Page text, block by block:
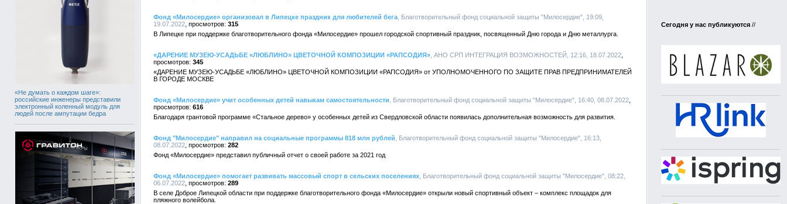
«Не думать о каждом шаге»:
российские инженеры представили
электронный коленный модуль для
людей после ампутации бедра
Фонд «Милосердие» организовал в Липецке праздник для любителей бега , Благотворительный фонд социальной защиты "Милосердие", 19:09,
19.07.2022
315
В Липецке при поддержке благотворительного фонда «Милосердие» прошел городской спортивный праздник, посвященный Дню города и Дню металлурга.
«ДАРЕНИЕ МУЗЕЮ-УСАДЬБЕ «ЛЮБЛИНО» ЦВЕТОЧНОЙ КОМПОЗИЦИИ «РАПСОДИЯ» , АНО СРП ИНТЕГРАЦИЯ ВОЗМОЖНОСТЕЙ, 12:16, 18.07.2022
345
«ДАРЕНИЕ МУЗЕЮ-УСАДЬБЕ «ЛЮБЛИНО» ЦВЕТОЧНОЙ КОМПОЗИЦИИ «РАПСОДИЯ» от УПОЛНОМОЧЕННОГО ПО ЗАЩИТЕ ПРАВ ПРЕДПРИНИМАТЕЛЕЙ
В ГОРОДЕ МОСКВЕ
Фонд «Милосердие» учит особенных детей навыкам самостоятельности , Благотворительный фонд социальной защиты "Милосердие", 16:40, 08.07.2022
616
Благодаря грантовой программе «Стальное дерево» у особенных детей из Свердловской области появилась дополнительная возможность для развития.
Фонд "Милосердие" направил на социальные программы 818 млн рублей , Благотворительный фонд социальной защиты "Милосердие", 16:13,
08.07.2022
282
Фонд «Милосердие» представил публичный отчет о своей работе за 2021 год
Фонд «Милосердие» помогает развивать массовый спорт в сельских поселениях , Благотворительный фонд социальной защиты "Милосердие", 08:22,
06.07.2022
289
В селе Доброе Липецкой области при поддержке благотворительного фонда «Милосердие» открыли новый спортивный объект – комплекс площадок для
пляжного волейбола.
Сегодня у нас публикуются //